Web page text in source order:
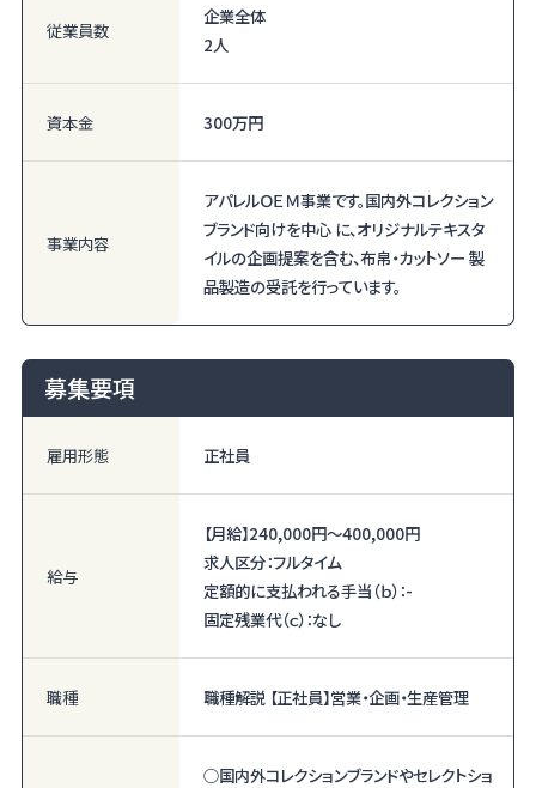
従業員数
企業全体
2人
資本金 300万円
事業内容
アパレルＯＥＭ事業です。国内外コレクション
ブランド向けを中心 に、オリジナルテキスタ
イルの企画提案を含む、布帛・カットソー 製
品製造の受託を行っています。
募集要項
雇用形態 正社員
給与
【月給】240,000円〜400,000円
求人区分：フルタイム
定額的に支払われる手当（ｂ）：-
固定残業代（ｃ）：なし
職種 職種解説 【正社員】営業・企画・生産管理
○国内外コレクションブランドやセレクトショ